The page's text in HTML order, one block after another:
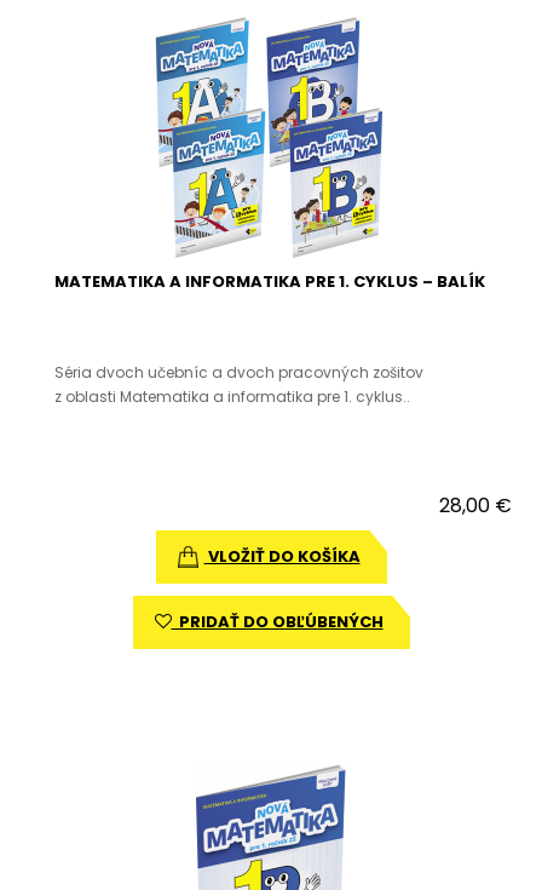
MATEMATIKA A INFORMATIKA PRE 1. CYKLUS – BALÍK
Séria dvoch učebníc a dvoch pracovných zošitov
z oblasti Matematika a informatika pre 1. cyklus..
28,00 €
VLOŽIŤ DO KOŠÍKA
PRIDAŤ DO OBĽÚBENÝCH